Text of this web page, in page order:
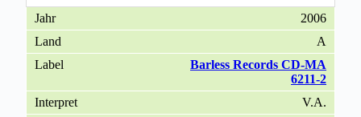
2006
A
Barless Records CD-MA
6211-2
V.A.